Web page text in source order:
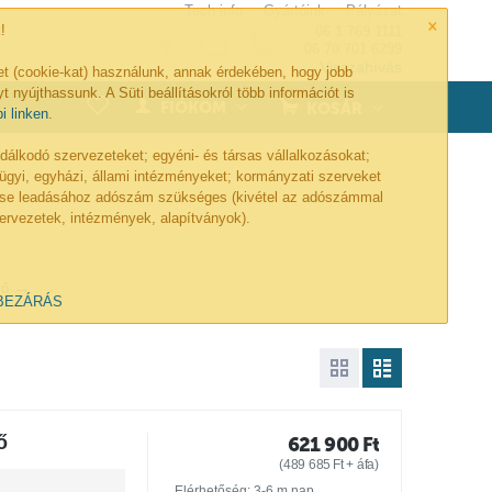
×
(cookie-kat) használunk, annak érdekében, hogy jobb
nyújthassunk. A Süti beállításokról több információt is
linken.
szervezeteket; egyéni- és társas vállalkozásokat;
egyházi, állami intézményeket; kormányzati szerveket
leadásához adószám szükséges (kivétel az adószámmal
intézmények, alapítványok).
Tech-info Gyártóink Pályázat
Visszahívás
0
621 900 Ft
(489 685 Ft+ áfa)